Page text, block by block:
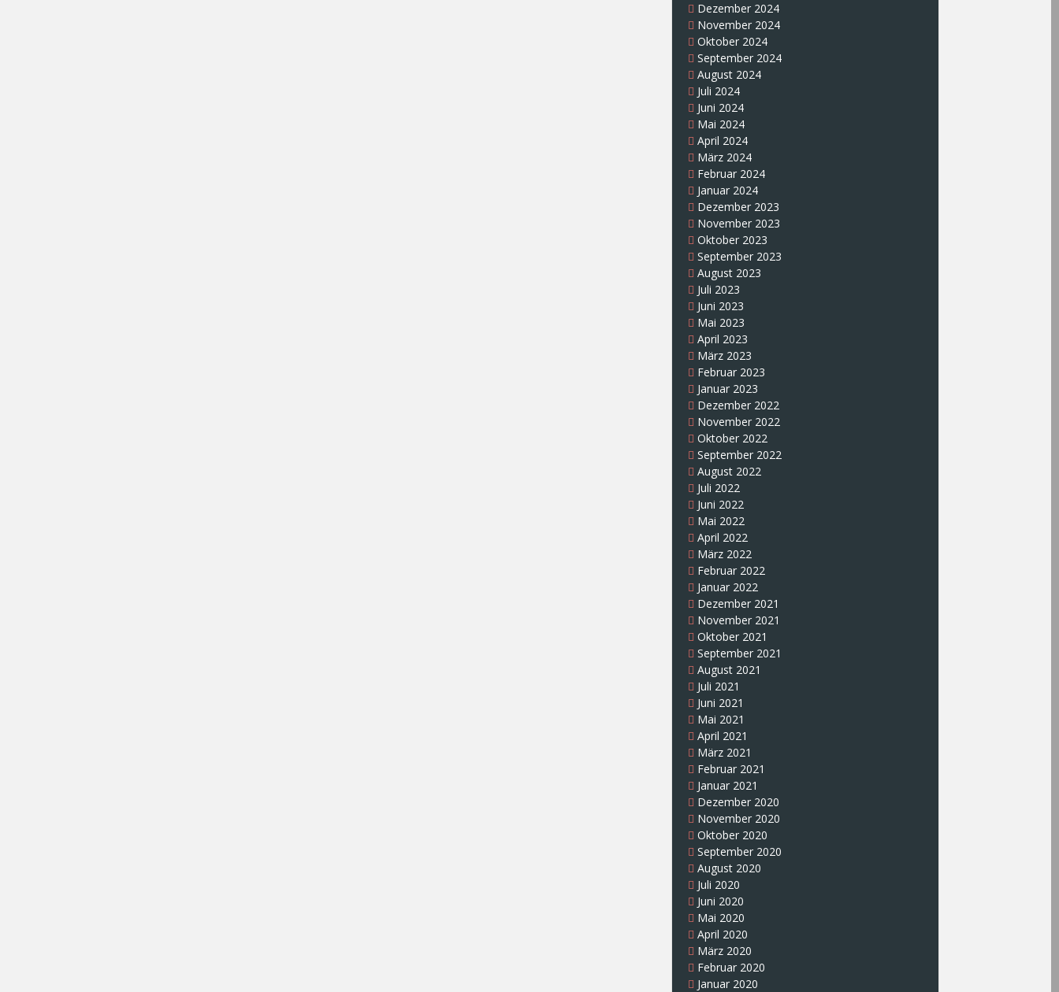
Dezember 2024
November 2024
Oktober 2024
September 2024
August 2024
Juli 2024
Juni 2024
Mai 2024
April 2024
März 2024
Februar 2024
Januar 2024
Dezember 2023
November 2023
Oktober 2023
September 2023
August 2023
Juli 2023
Juni 2023
Mai 2023
April 2023
März 2023
Februar 2023
Januar 2023
Dezember 2022
November 2022
Oktober 2022
September 2022
August 2022
Juli 2022
Juni 2022
Mai 2022
April 2022
März 2022
Februar 2022
Januar 2022
Dezember 2021
November 2021
Oktober 2021
September 2021
August 2021
Juli 2021
Juni 2021
Mai 2021
April 2021
März 2021
Februar 2021
Januar 2021
Dezember 2020
November 2020
Oktober 2020
September 2020
August 2020
Juli 2020
Juni 2020
Mai 2020
April 2020
März 2020
Februar 2020
Januar 2020